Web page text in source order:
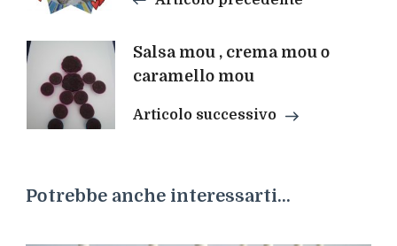
Salsa mou , crema mou o
caramello mou
Articolo successivo
Potrebbe anche interessarti...